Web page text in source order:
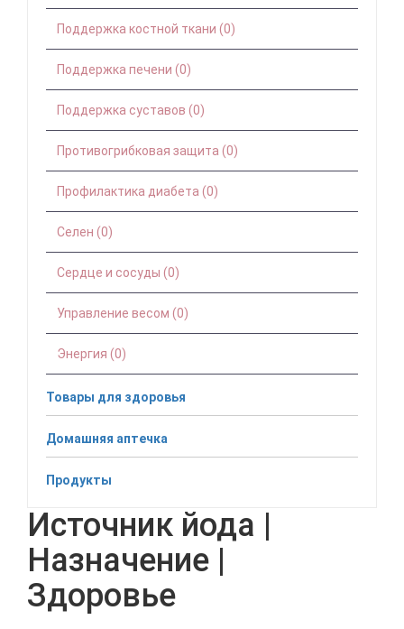
Поддержка костной ткани (0)
Поддержка печени (0)
Поддержка суставов (0)
Противогрибковая защита (0)
Профилактика диабета (0)
Селен (0)
Сердце и сосуды (0)
Управление весом (0)
Энергия (0)
Товары для здоровья
Домашняя аптечка
Продукты
Источник йода |
Назначение |
Здоровье